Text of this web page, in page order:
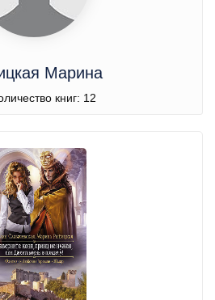
Марина
книг: 12